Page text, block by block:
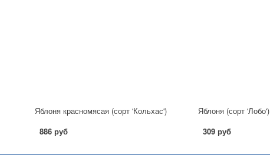
Яблоня красномясая (сорт 'Кольхас')
886 руб
Яблоня (сорт 'Лобо')
309 руб